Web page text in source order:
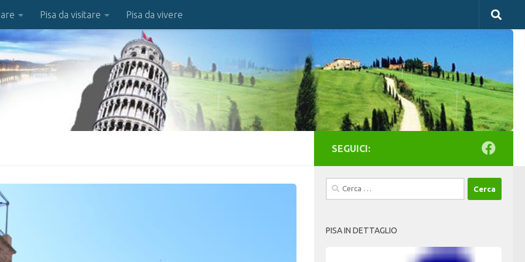
Pisa da visitare Pisa da vivere
SEGUICI:
Ricerca
per:
PISA IN DETTAGLIO